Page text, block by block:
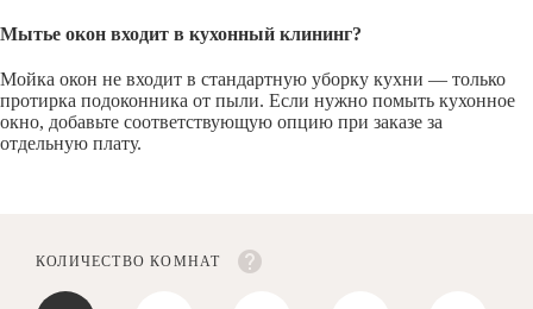
Мытье окон входит в кухонный клининг?
Мойка окон не входит в стандартную уборку кухни — только
протирка подоконника от пыли. Если нужно помыть кухонное
окно, добавьте соответствующую опцию при заказе за
отдельную плату.
КОЛИЧЕСТВО КОМНАТ